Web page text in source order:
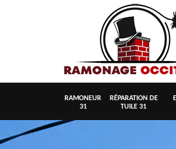
RAMONEUR
31
RÉPARATION DE
TUILE 31